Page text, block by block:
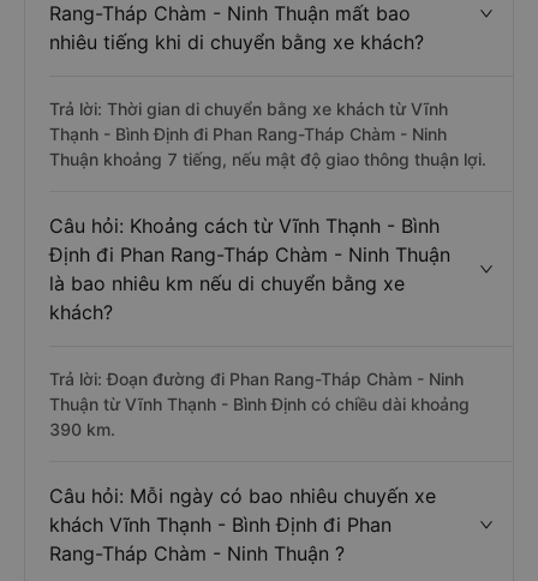
Rang-Tháp Chàm - Ninh Thuận mất bao
nhiêu tiếng khi di chuyển bằng xe khách?
Trả lời: Thời gian di chuyển bằng xe khách từ Vĩnh
Thạnh - Bình Định đi Phan Rang-Tháp Chàm - Ninh
Thuận khoảng 7 tiếng, nếu mật độ giao thông thuận lợi.
Câu hỏi: Khoảng cách từ Vĩnh Thạnh - Bình
Định đi Phan Rang-Tháp Chàm - Ninh Thuận
là bao nhiêu km nếu di chuyển bằng xe
khách?
Trả lời: Đoạn đường đi Phan Rang-Tháp Chàm - Ninh
Thuận từ Vĩnh Thạnh - Bình Định có chiều dài khoảng
390 km.
Câu hỏi: Mỗi ngày có bao nhiêu chuyến xe
khách Vĩnh Thạnh - Bình Định đi Phan
Rang-Tháp Chàm - Ninh Thuận ?